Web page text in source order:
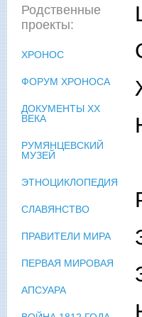
Родственные
проекты:
ХРОНОС
ФОРУМ ХРОНОСА
ДОКУМЕНТЫ XX
ВЕКА
РУМЯНЦЕВСКИЙ
МУЗЕЙ
ЭТНОЦИКЛОПЕДИЯ
СЛАВЯНСТВО
ПРАВИТЕЛИ МИРА
ПЕРВАЯ МИРОВАЯ
АПСУАРА